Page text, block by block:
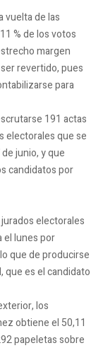
vuelta de las
% de los votos
margen
revertido, pues
para
191 actas
electorales que se
junio, y que
candidatos por
electorales
el lunes por
que de producirse
que es el candidato
los
obtiene el 50,11
papeletas sobre